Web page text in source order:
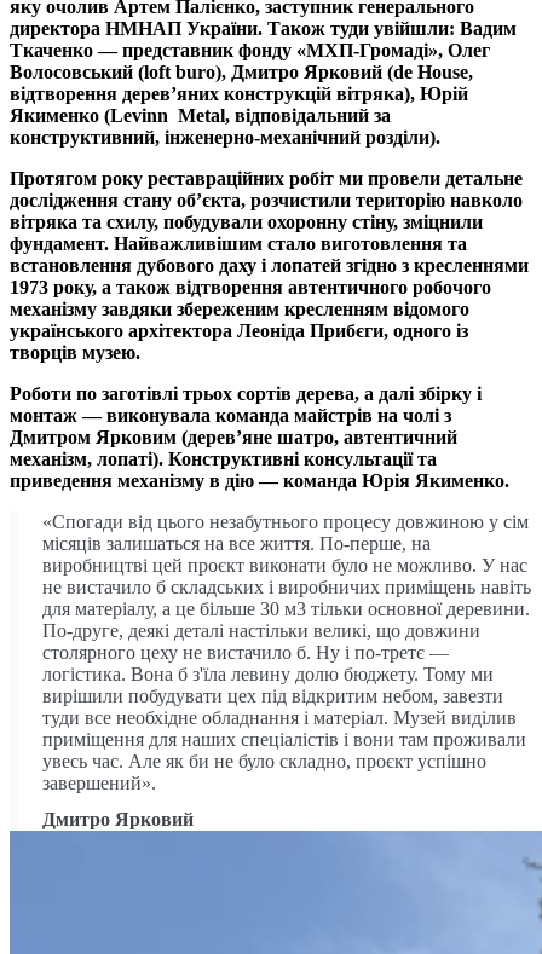
яку очолив Артем Палієнко, заступник генерального
директора НМНАП України. Також туди увійшли: Вадим
Ткаченко — представник фонду «МХП-Громаді», Олег
Волосовський (loft buro), Дмитро Ярковий (de House,
відтворення дерев’яних конструкцій вітряка), Юрій
Якименко (Levinn Metal, відповідальний за
конструктивний, інженерно-механічний розділи).
Протягом року реставраційних робіт ми провели детальне
дослідження стану об’єкта, розчистили територію навколо
вітряка та схилу, побудували охоронну стіну, зміцнили
фундамент. Найважливішим стало виготовлення та
встановлення дубового даху і лопатей згідно з кресленнями
1973 року, а також відтворення автентичного робочого
механізму завдяки збереженим кресленням відомого
українського архітектора Леоніда Прибєги, одного із
творців музею.
Роботи по заготівлі трьох сортів дерева, а далі збірку і
монтаж — виконувала команда майстрів на чолі з
Дмитром Ярковим (дерев’яне шатро, автентичний
механізм, лопаті). Конструктивні консультації та
приведення механізму в дію — команда Юрія Якименко.
«Спогади від цього незабутнього процесу довжиною у сім
місяців залишаться на все життя. По-перше, на
виробництві цей проєкт виконати було не можливо. У нас
не вистачило б складських і виробничих приміщень навіть
для матеріалу, а це більше 30 м3 тільки основної деревини.
По-друге, деякі деталі настільки великі, що довжини
столярного цеху не вистачило б. Ну і по-третє —
логістика. Вона б з'їла левину долю бюджету. Тому ми
вирішили побудувати цех під відкритим небом, завезти
туди все необхідне обладнання і матеріал. Музей виділив
приміщення для наших спеціалістів і вони там проживали
увесь час. Aле як би не було складно, проєкт успішно
завершений».
Дмитро Ярковий